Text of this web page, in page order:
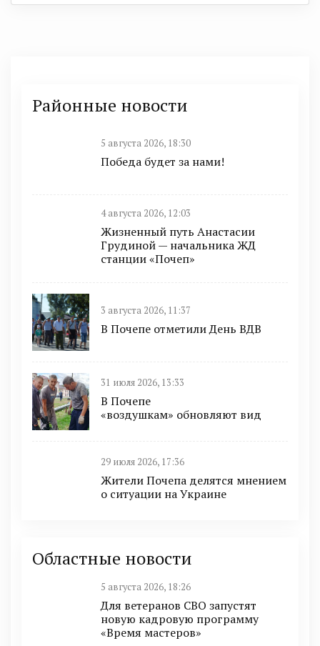
Районные новости
5 августа 2026, 18:30
Победа будет за нами!
4 августа 2026, 12:03
Жизненный путь Анастасии
Грудиной — начальника ЖД
станции «Почеп»
3 августа 2026, 11:37
В Почепе отметили День ВДВ
31 июля 2026, 13:33
В Почепе
«воздушкам» обновляют вид
29 июля 2026, 17:36
Жители Почепа делятся мнением
о ситуации на Украине
Областные новости
5 августа 2026, 18:26
Для ветеранов СВО запустят
новую кадровую программу
«Время мастеров»